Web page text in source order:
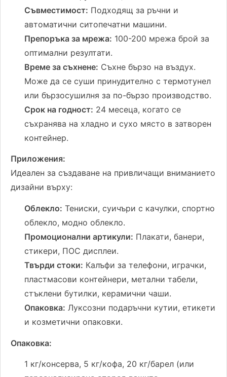
Съвместимост: Подходящ за ръчни и
автоматични ситопечатни машини.
Препоръка за мрежа: 100-200 мрежа брой за
оптимални резултати.
Време за съхнене: Съхне бързо на въздух.
Може да се суши принудително с термотунел
или бързосушилня за по-бързо производство.
Срок на годност: 24 месеца, когато се
съхранява на хладно и сухо място в затворен
контейнер.
Приложения:
Идеален за създаване на привличащи вниманието
дизайни върху:
Облекло: Тениски, суичъри с качулки, спортно
облекло, модно облекло.
Промоционални артикули: Плакати, банери,
стикери, ПОС дисплеи.
Твърди стоки: Калъфи за телефони, играчки,
пластмасови контейнери, метални табели,
стъклени бутилки, керамични чаши.
Опаковка: Луксозни подаръчни кутии, етикети
и козметични опаковки.
Опаковка:
1 кг/консерва, 5 кг/кофа, 20 кг/барел (или